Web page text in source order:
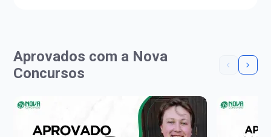
Aprovados com a Nova
Concursos